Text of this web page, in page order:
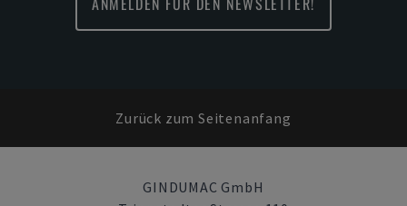
Zurück zum Seitenanfang
GINDUMAC GmbH